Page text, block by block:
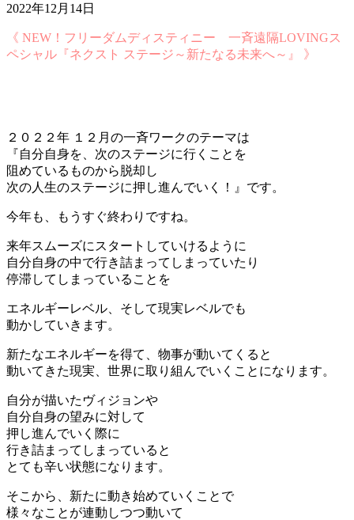
2022年12月14日
《 NEW！フリーダムディスティニー 一斉遠隔LOVINGス
ペシャル『ネクスト ステージ～新たなる未来へ～』 》
２０２２年 １２月の一斉ワークのテーマは
『自分自身を、次のステージに行くことを
阻めているものから脱却し
次の人生のステージに押し進んでいく！』です。
今年も、もうすぐ終わりですね。
来年スムーズにスタートしていけるように
自分自身の中で行き詰まってしまっていたり
停滞してしまっていることを
エネルギーレベル、そして現実レベルでも
動かしていきます。
新たなエネルギーを得て、物事が動いてくると
動いてきた現実、世界に取り組んでいくことになります。
自分が描いたヴィジョンや
自分自身の望みに対して
押し進んでいく際に
行き詰まってしまっていると
とても辛い状態になります。
そこから、新たに動き始めていくことで
様々なことが連動しつつ動いて